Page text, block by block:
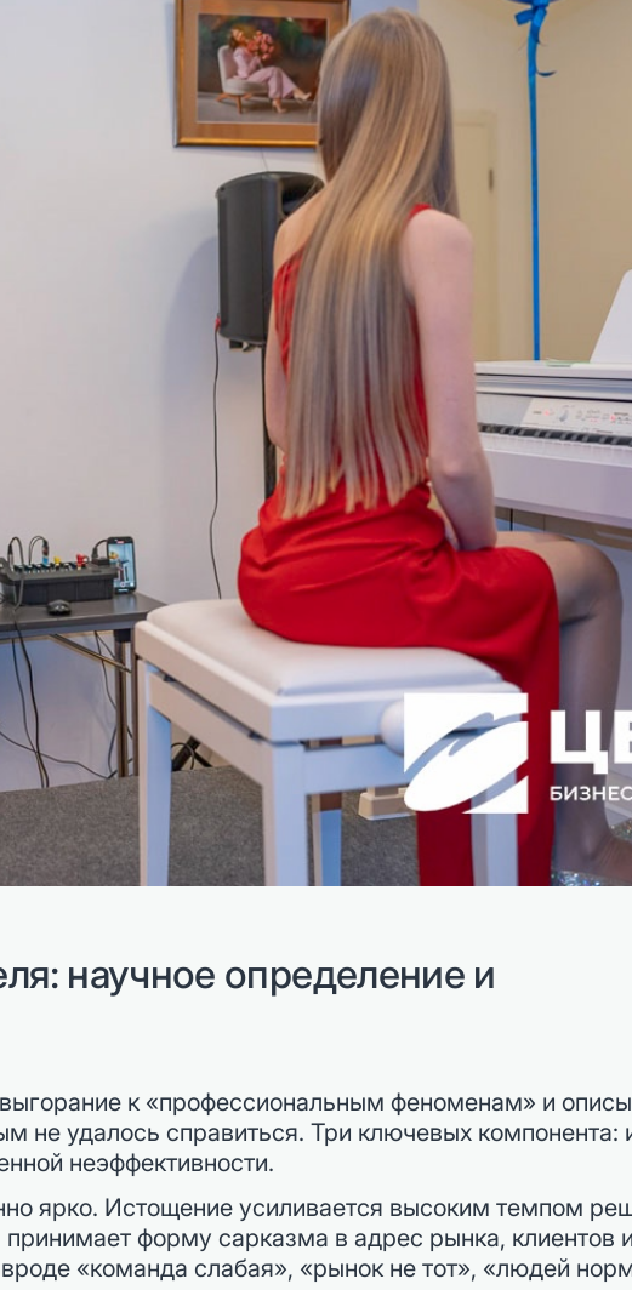
научное определение и
к «профессиональным феноменам» и
не удалось справиться. Три ключевых компонента:
неэффективности.
ярко. Истощение усиливается высоким темпом
форму сарказма в адрес рынка, клиентов
«команда слабая», «рынок не тот», «людей